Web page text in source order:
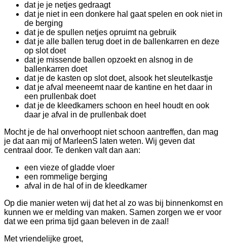
dat je je netjes gedraagt
dat je niet in een donkere hal gaat spelen en ook niet in
de berging
dat je de spullen netjes opruimt na gebruik
dat je alle ballen terug doet in de ballenkarren en deze
op slot doet
dat je missende ballen opzoekt en alsnog in de
ballenkarren doet
dat je de kasten op slot doet, alsook het sleutelkastje
dat je afval meeneemt naar de kantine en het daar in
een prullenbak doet
dat je de kleedkamers schoon en heel houdt en ook
daar je afval in de prullenbak doet
Mocht je de hal onverhoopt niet schoon aantreffen, dan mag
je dat aan mij of MarleenS laten weten. Wij geven dat
centraal door. Te denken valt dan aan:
een vieze of gladde vloer
een rommelige berging
afval in de hal of in de kleedkamer
Op die manier weten wij dat het al zo was bij binnenkomst en
kunnen we er melding van maken. Samen zorgen we er voor
dat we een prima tijd gaan beleven in de zaal!
Met vriendelijke groet,